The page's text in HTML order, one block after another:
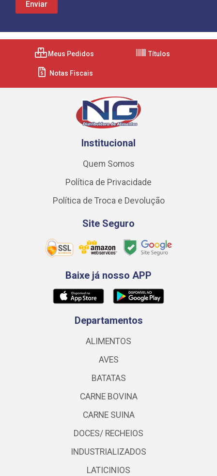
Meus Pedidos Títulos
Notas Fiscais
Institucional
Quem Somos
Política de Privacidade
Política de Troca e Devolução
Site Seguro
Baixe já nosso APP
Departamentos
ALIMENTOS
AVES
BATATAS
CARNE BOVINA
CARNE SUINA
DOCES/ RECHEIOS
INDUSTRIALIZADOS
LATICINIOS